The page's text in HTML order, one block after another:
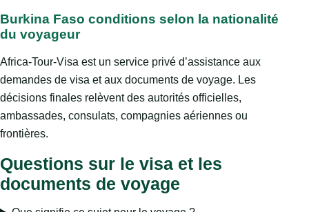
Burkina Faso conditions selon la nationalité
du voyageur
Africa-Tour-Visa est un service privé d’assistance aux
demandes de visa et aux documents de voyage. Les
décisions finales relèvent des autorités officielles,
ambassades, consulats, compagnies aériennes ou
frontières.
Questions sur le visa et les
documents de voyage